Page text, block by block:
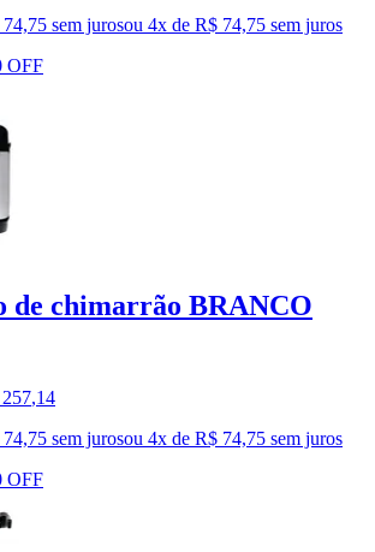
sem jurosou 4x de R$ 74,75 sem juros
OFF
de chimarrão BRANCO
257,14
sem jurosou 4x de R$ 74,75 sem juros
OFF